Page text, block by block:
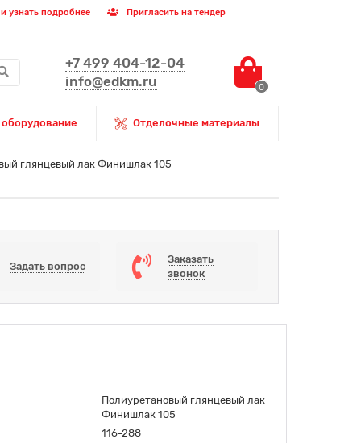
узнать подробнее Пригласить на тендер
+7 499 404-12-04
info@edkm.ru
0
Отделочные материалы
глянцевый лак Финишлак 105
Задать вопрос
Заказать
звонок
Полиуретановый глянцевый лак
Финишлак 105
116-288